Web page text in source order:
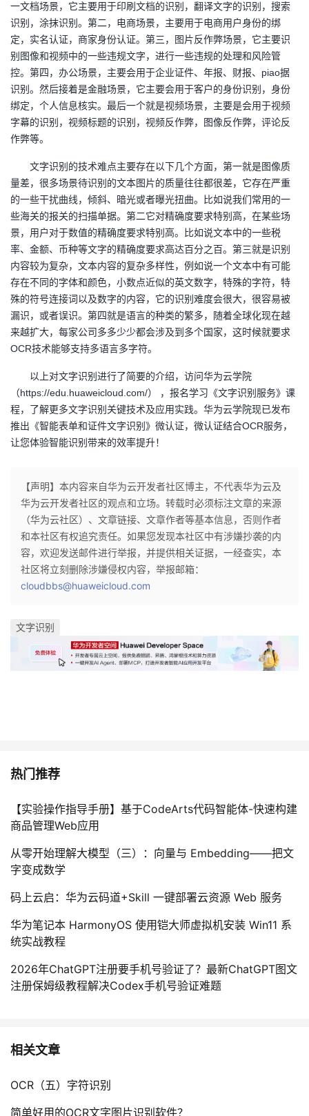
一文档场景，它主要用于印刷文档的识别，翻译文字的识别，搜索
识别，涂抹识别。第二，电商场景，主要用于电商用户身份的绑
定，实名认证，商家身份认证。第三，图片反作弊场景，它主要识
别图像和视频中的一些违规文字，进行一些违规的处理和风险管
控。第四，办公场景，主要会用于企业证件、年报、财报、piao据
识别。然后接着是金融场景，它主要会用于客户的身份识别，身份
绑定，个人信息核实。最后一个就是视频场景，主要是会用于视频
字幕的识别，视频标题的识别，视频反作弊，图像反作弊，评论反
作弊等。
文字识别的技术难点主要存在以下几个方面，第一就是图像质
量差，很多场景待识别的文本图片的质量往往都很差，它存在严重
的一些干扰曲线，倾斜、暗光或者曝光扭曲。比如说我们常用的一
些海关的报关的扫描单据。第二它对精确度要求特别高，在某些场
景，用户对于数值的精确度要求特别高。比如说文本中的一些税
率、金额、币种等文字的精确度要求高达百分之百。第三就是识别
内容较为复杂，文本内容的复杂多样性，例如说一个文本中有可能
存在不同的字体和颜色，小数点近似的英文数字，特殊的字符，特
殊的符号连接词以及数字的内容，它的识别难度会很大，很容易被
漏识，或者误识。第四就是语言的种类的繁多，随着全球化现在越
来越扩大，每家公司多多少少都会涉及到多个国家，这时候就要求
OCR技术能够支持多语言多字符。
以上对文字识别进行了简要的介绍，访问华为云学院
（https://edu.huaweicloud.com/） ，报名学习《文字识别服务》课
程，了解更多文字识别关键技术及应用实践。华为云学院现已发布
推出《智能表单和证件文字识别》微认证，微认证结合OCR服务，
让您体验智能识别带来的效率提升！
【声明】本内容来自华为云开发者社区博主，不代表华为云及
华为云开发者社区的观点和立场。转载时必须标注文章的来源
（华为云社区）、文章链接、文章作者等基本信息，否则作者
和本社区有权追究责任。如果您发现本社区中有涉嫌抄袭的内
容，欢迎发送邮件进行举报，并提供相关证据，一经查实，本
社区将立刻删除涉嫌侵权内容，举报邮箱：
cloudbbs@huaweicloud.com
文字识别
热门推荐
【实验操作指导手册】基于CodeArts代码智能体-快速构建
商品管理Web应用
从零开始理解大模型（三）：向量与 Embedding——把文
字变成数学
码上云启：华为云码道+Skill 一键部署云资源 Web 服务
华为笔记本 HarmonyOS 使用铠大师虚拟机安装 Win11 系
统实战教程
2026年ChatGPT注册要手机号验证了？最新ChatGPT图文
注册保姆级教程解决Codex手机号验证难题
相关文章
OCR（五）字符识别
简单好用的OCR文字图片识别软件？